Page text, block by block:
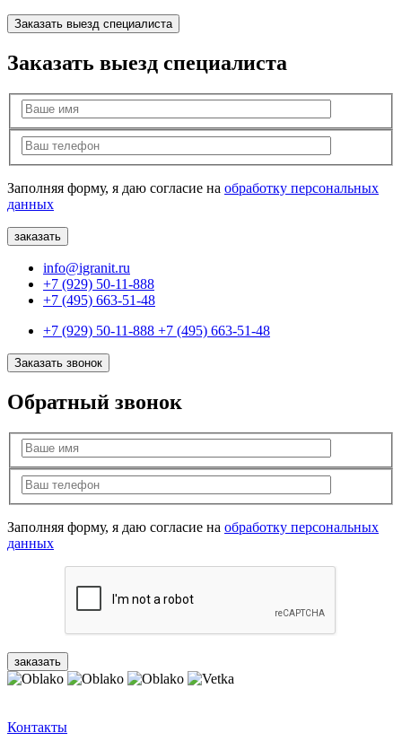
Заказать выезд специалиста
Заказать выезд специалиста
Заполняя форму, я даю согласие на обработку персональных
данных
info@igranit.ru
+7 (929) 50-11-888
+7 (495) 663-51-48
+7 (929) 50-11-888 +7 (495) 663-51-48
Заказать звонок
Обратный звонок
Заполняя форму, я даю согласие на обработку персональных
данных
Контакты